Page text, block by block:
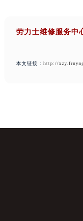
劳力士维修服务中
本文链接： http://